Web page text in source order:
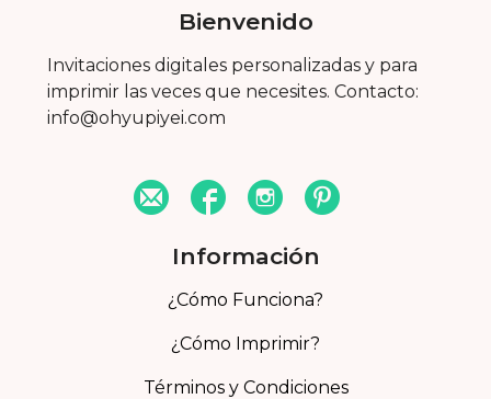
Bienvenido
Invitaciones digitales personalizadas y para
imprimir las veces que necesites. Contacto:
info@ohyupiyei.com
Información
¿Cómo Funciona?
¿Cómo Imprimir?
Términos y Condiciones